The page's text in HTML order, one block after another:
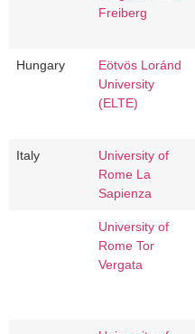
Freiberg
Hungary
Eötvös Loránd
University
(ELTE)
Italy
University of
Rome La
Sapienza
University of
Rome Tor
Vergata